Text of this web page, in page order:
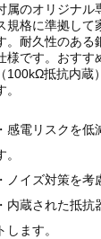
属のオリジナル
規格に準拠して
。耐久性のある
様です。おすす
（100kΩ抵抗内蔵
。
・感電リスクを
。
・ノイズ対策を考
・内蔵された抵
トします。